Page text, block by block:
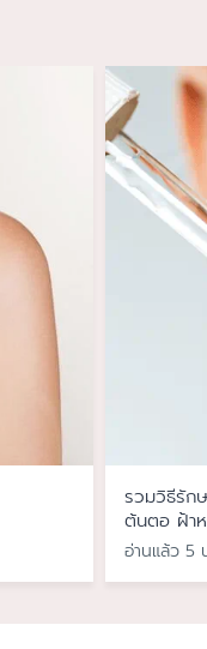
รวมวิธีรัก
ต้นตอ ฝ้าห
อ่านแล้ว 5